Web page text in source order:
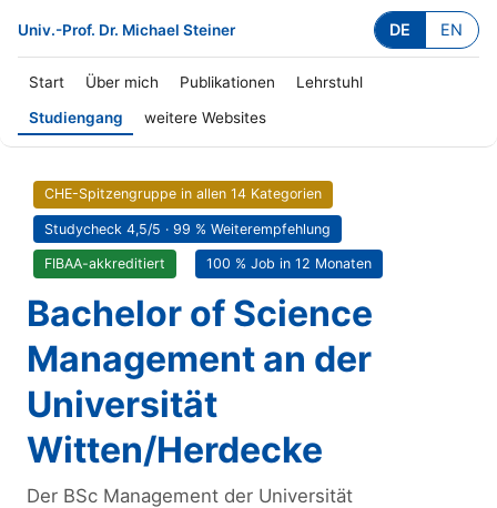
Univ.-Prof. Dr. Michael Steiner
Start Über mich Publikationen Lehrstuhl
Studiengang weitere Websites
DE EN
CHE-Spitzengruppe in allen 14 Kategorien
Studycheck 4,5/5 · 99 % Weiterempfehlung
FIBAA-akkreditiert 100 % Job in 12 Monaten
Bachelor of Science
Management an der
Universität
Witten/Herdecke
Der BSc Management der Universität